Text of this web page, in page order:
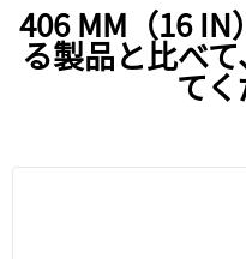
406 MM（16
る製品と比べ
てく